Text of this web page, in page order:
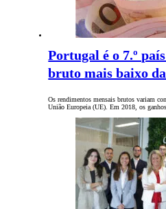
Portugal é o 7.º
bruto mais baixo
Os rendimentos mensais brutos variam
União Europeia (UE). Em 2018, os